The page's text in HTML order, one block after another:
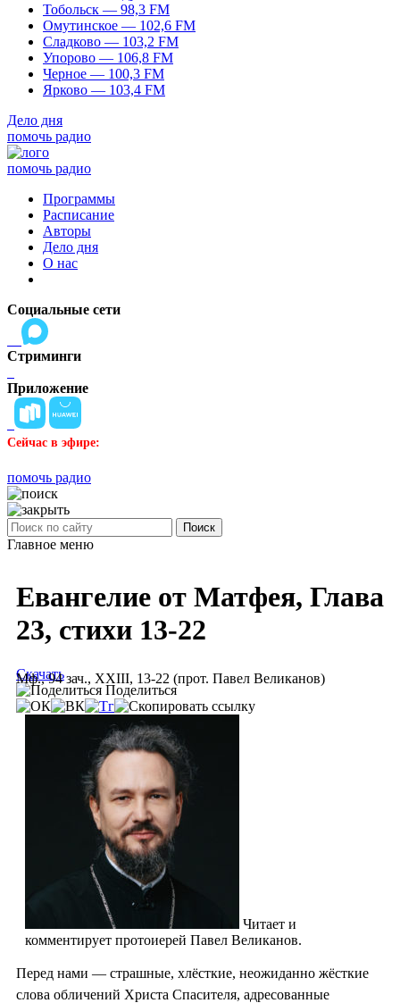
Тобольск — 98,3 FM
Омутинское — 102,6 FM
Сладково — 103,2 FM
Упорово — 106,8 FM
Черное — 100,3 FM
Ярково — 103,4 FM
Дело дня
помочь радио
помочь радио
Программы
Расписание
Авторы
Дело дня
О нас
Социальные сети
Стриминги
Приложение
Сейчас в эфире:
помочь радио
Поиск
Главное меню
Евангелие от Матфея, Глава
23, стихи 13-22
Мф., 94 зач., XXIII, 13-22 (прот. Павел Великанов)
Скачать
Поделиться
Читает и
комментирует протоиерей Павел Великанов.
Перед нами — страшные, хлёсткие, неожиданно жёсткие
слова обличений Христа Спасителя, адресованные